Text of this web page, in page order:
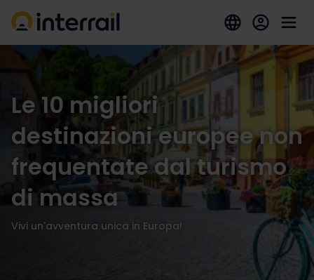
Le 10 migliori
destinazioni europee non
frequentate dal turismo
di massa
Vivi un'avventura unica in Europa!